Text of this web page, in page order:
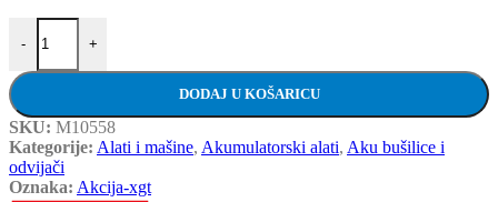
-
MAKITA aku udarni odvijač TW005GZ - XGT 40V količina
+
DODAJ U KOŠARICU
SKU: M10558
Kategorije: Alati i mašine, Akumulatorski alati, Aku bušilice i
odvijači
Oznaka: Akcija-xgt